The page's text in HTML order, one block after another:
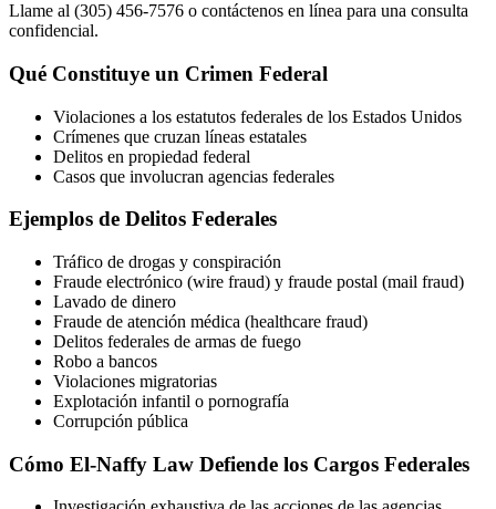
Llame al (305) 456-7576 o contáctenos en línea para una consulta
confidencial.
Qué Constituye un Crimen Federal
Violaciones a los estatutos federales de los Estados Unidos
Crímenes que cruzan líneas estatales
Delitos en propiedad federal
Casos que involucran agencias federales
Ejemplos de Delitos Federales
Tráfico de drogas y conspiración
Fraude electrónico (wire fraud) y fraude postal (mail fraud)
Lavado de dinero
Fraude de atención médica (healthcare fraud)
Delitos federales de armas de fuego
Robo a bancos
Violaciones migratorias
Explotación infantil o pornografía
Corrupción pública
Cómo El-Naffy Law Defiende los Cargos Federales